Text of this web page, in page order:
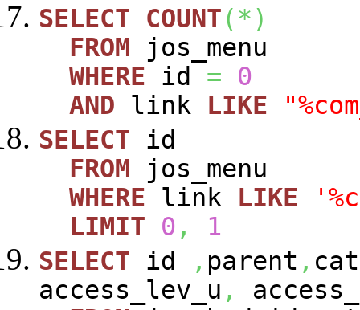
SELECT
COUNT(*)
FROM jos_menu
WHERE id =
0
AND link LIKE
SELECT id
FROM jos_menu
WHERE link LIKE
LIMIT
0 ,
1
SELECT id , parent ,
access_lev_u ,